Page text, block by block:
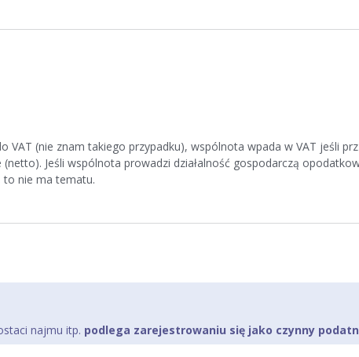
VAT (nie znam takiego przypadku), wspólnota wpada w VAT jeśli
Jeśli wspólnota prowadzi działalność gospodarczą
to nie ma tematu.
najmu itp. podlega zarejestrowaniu się jako czynny